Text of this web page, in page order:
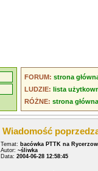
FORUM: strona
LUDZIE: lista
RÓŻNE: strona
Wiadomość
Temat: bacówka PTTK na
Autor: ~śliwka
Data: 2004-06-28 12:58:45